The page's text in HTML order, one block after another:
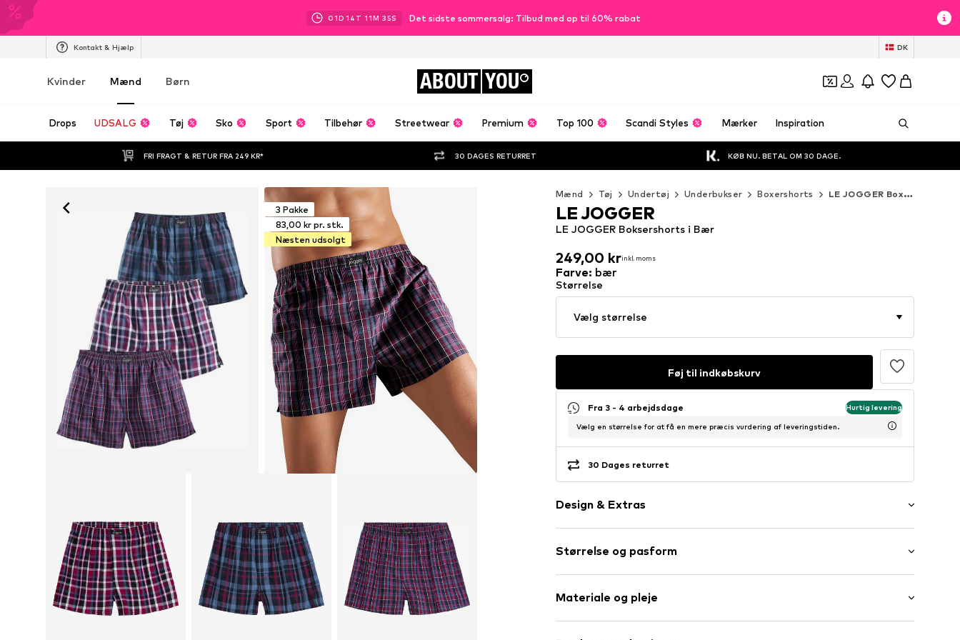
01D 14 T 11M 33S Det sidste sommersalg: Tilbud med op til 60% rabat
Kontakt & Hjælp DK
Kvinder Mænd Børn ABOUT YOU
Drops UDSALG Tøj Sko Sport Tilbehør Streetwear Premium Top 100 Scandi Styles Mærker Inspiration
FRI FRAGT & RETUR FRA 249 KR* 30 DAGES RETURRET KØB NU. BETAL OM 30 DAGE.
3 Pakke
83,00 kr pr. stk.
Næsten udsolgt
Mænd Tøj Undertøj Underbukser Boxershorts LE JOGGER Boxershorts
249,00 krinkl. moms
249,00 kr
LE JOGGER Boksershorts i Bær
LE JOGGER
Farve: bær
Størrelse
Vælg størrelse
Føj til indkøbskurv
Fra 3 - 4 arbejdsdage Hurtig levering
Vælg en størrelse for at få en mere præcis vurdering af leveringstiden.
30 Dages returret
Design & Extras
Bomuld
Label Patch/Label Flag
Blødt greb
Varenummer LEJ0011001001000
Størrelse og pasform
Farver per pakke: Flere farver per pakke
Materiale og pleje